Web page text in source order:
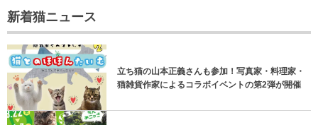
新着猫ニュース
立ち猫の山本正義さんも参加！写真家・料理家・
猫雑貨作家によるコラボイベントの第2弾が開催